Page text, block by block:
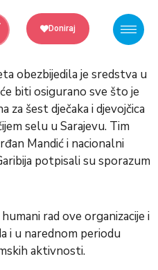
Doniraj
obezbijedila je sredstva u
biti osigurano sve što je
šest dječaka i djevojčica
selu u Sarajevu. Tim
Mandić i nacionalni
potpisali su sporazum
rad ove organizacije i
i u narednom periodu
aktivnosti.